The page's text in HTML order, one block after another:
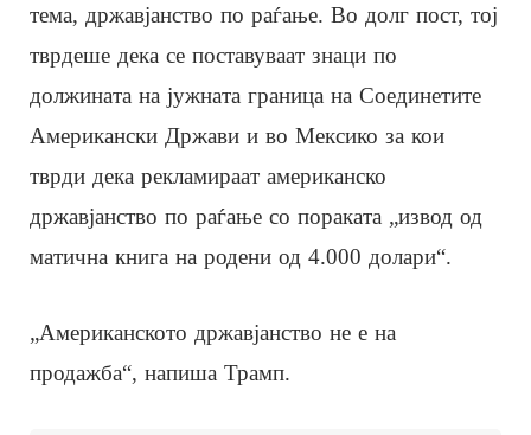
тема, државјанство по раѓање. Во долг пост, тој
тврдеше дека се поставуваат знаци по
должината на јужната граница на Соединетите
Американски Држави и во Мексико за кои
тврди дека рекламираат американско
државјанство по раѓање со пораката „извод од
матична книга на родени од 4.000 долари“.
„Американското државјанство не е на
продажба“, напиша Трамп.